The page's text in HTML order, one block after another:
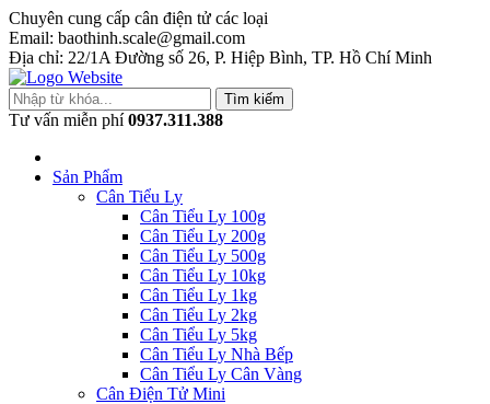
Chuyên cung cấp cân điện tử các loại
Email: baothinh.scale@gmail.com
Địa chỉ: 22/1A Đường số 26, P. Hiệp Bình, TP. Hồ Chí Minh
Tìm kiếm
Tư vấn miễn phí 0937.311.388
Sản Phẩm
Cân Tiểu Ly
Cân Tiểu Ly 100g
Cân Tiểu Ly 200g
Cân Tiểu Ly 500g
Cân Tiểu Ly 10kg
Cân Tiểu Ly 1kg
Cân Tiểu Ly 2kg
Cân Tiểu Ly 5kg
Cân Tiểu Ly Nhà Bếp
Cân Tiểu Ly Cân Vàng
Cân Điện Tử Mini